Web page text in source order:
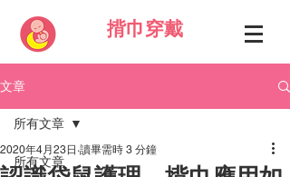
揹巾穿戴
文章
所有文章
所有文章
2020年4月23日 讀畢需時 3 分鐘